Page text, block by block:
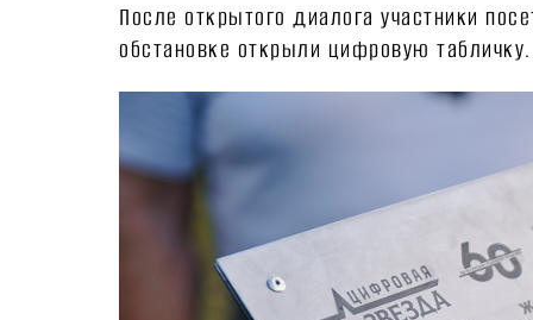
После открытого диалога участники
обстановке открыли цифровую табличку.